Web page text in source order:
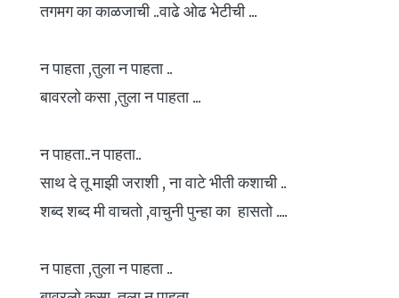
तगमग का काळजाची ..वाढे ओढ भेटीची ...
न पाहता ,तुला न पाहता ..
बावरलो कसा ,तुला न पाहता ...
न पाहता..न पाहता..
साथ दे तू माझी जराशी , ना वाटे भीती कशाची ..
शब्द शब्द मी वाचतो ,वाचुनी पुन्हा का हासतो ....
न पाहता ,तुला न पाहता ..